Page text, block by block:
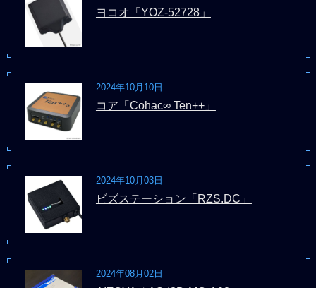
ヨコオ「YOZ-52728」
2024年10月10日
コア「Cohac∞ Ten++」
2024年10月03日
ビズステーション「RZS.DC」
2024年08月02日